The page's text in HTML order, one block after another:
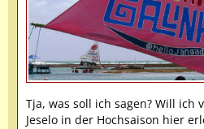
Tja, was soll ich sagen? Will ich
Jeselo in der Hochsaison hier